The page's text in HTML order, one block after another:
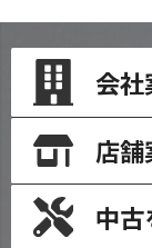
会社
店舗
中古